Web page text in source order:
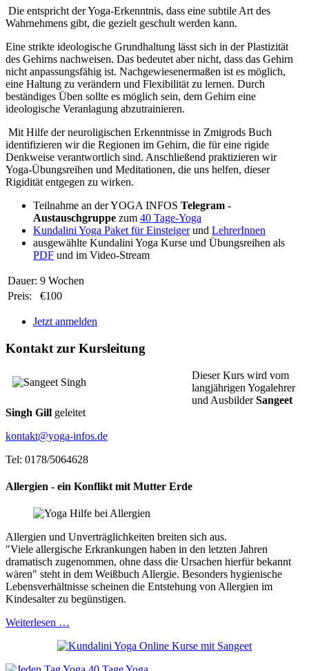
Die entspricht der Yoga-Erkenntnis, dass eine subtile Art des
Wahrnehmens gibt, die gezielt geschult werden kann.
Eine strikte ideologische Grundhaltung lässt sich in der Plastizität
des Gehirns nachweisen. Das bedeutet aber nicht, dass das Gehirn
nicht anpassungsfähig ist. Nachgewiesenermaßen ist es möglich,
eine Haltung zu verändern und Flexibilität zu lernen. Durch
beständiges Üben sollte es möglich sein, dem Gehirn eine
ideologische Veranlagung abzutrainieren.
Mit Hilfe der neuroligischen Erkenntnisse in Zmigrods Buch
identifizieren wir die Regionen im Gehirn, die für eine rigide
Denkweise verantwortlich sind. Anschließend praktizieren wir
Yoga-Übungsreihen und Meditationen, die uns helfen, dieser
Rigidität entgegen zu wirken.
Teilnahme an der YOGA INFOS Telegram -
Austauschgruppe zum 40 Tage-Yoga
Kundalini Yoga Paket für Einsteigerund LehrerInnen
ausgewählte Kundalini Yoga Kurse und Übungsreihen als
PDF und im Video-Stream
Dauer: 9 Wochen
Preis:
€100
Jetzt anmelden
Kontakt zur Kursleitung
Dieser Kurs wird vom
langjährigen Yogalehrer
und AusbilderSangeet
Singh Gill geleitet
kontakt@yoga-infos.de
Tel: 0178/5064628
Allergien - ein Konflikt mit Mutter Erde
Allergien und Unverträglichkeiten breiten sich aus.
"Viele allergische Erkrankungen haben in den letzten Jahren
dramatisch zugenommen, ohne dass die Ursachen hierfür bekannt
wären" steht in dem Weißbuch Allergie. Besonders hygienische
Lebensverhältnisse scheinen die Entstehung von Allergien im
Kindesalter zu begünstigen.
Weiterlesen …